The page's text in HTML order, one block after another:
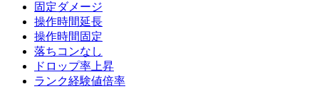
固定ダメージ
操作時間延長
操作時間固定
落ちコンなし
ドロップ率上昇
ランク経験値倍率